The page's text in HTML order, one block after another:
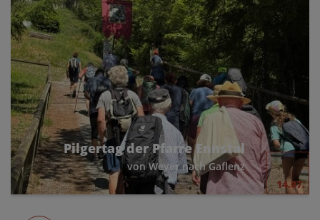
Pilgertag der Pfarre Ennstal
von Weyer nach Gaflenz
Nachdem wir letztes Jahr von Kleinreifling
nach Weyer gegangen waren, machte sich
14.07.